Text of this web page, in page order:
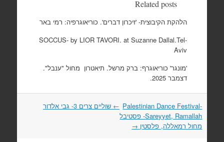
Related posts
הלהקת הקיבוצית- 'זיכרון דברים'. כוריאוגרפיה: רמי באר
SOCCUS- by LIOR TAVORI. at Suzanne Dallal.Tel-
Aviv
'מונגר' כוריאוגרף: ברק מרשל. תיאטרון מחול "ענבל".
דצמבר 2025.
Post
navigation
← שוליים צרים 3- גבי אלדור
Palestinian Dance Festival-
Sareyyet, Ramallah- פסטיבל
מחול רמאללה, פלסטין →